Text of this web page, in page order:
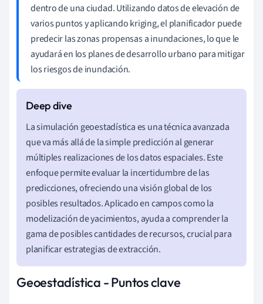
dentro de una ciudad. Utilizando datos de elevación de
varios puntos y aplicando kriging, el planificador puede
predecir las zonas propensas a inundaciones, lo que le
ayudará en los planes de desarrollo urbano para mitigar
los riesgos de inundación.
La simulación geoestadística es una técnica avanzada
que va más allá de la simple predicción al generar
múltiples realizaciones de los datos espaciales. Este
enfoque permite evaluar la incertidumbre de las
predicciones, ofreciendo una visión global de los
posibles resultados. Aplicado en campos como la
modelización de yacimientos, ayuda a comprender la
gama de posibles cantidades de recursos, crucial para
planificar estrategias de extracción.
Geoestadística - Puntos clave